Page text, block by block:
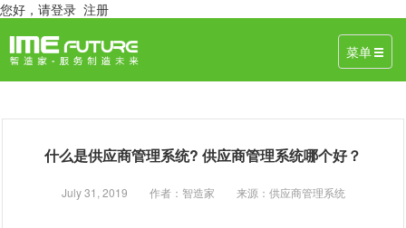
您好， 请登录 注册
菜单
什么是供应商管理系统? 供应商管理系统哪个好？
July 31, 2019 作者：智造家 来源：供应商管理系统